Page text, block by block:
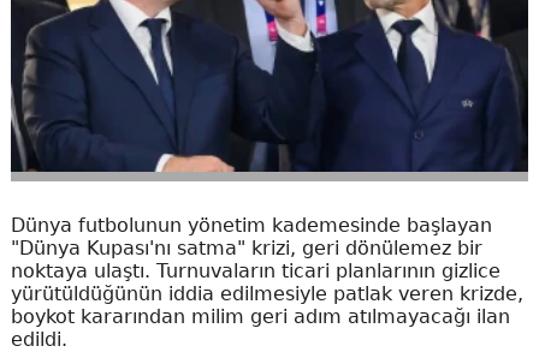
Dünya futbolunun yönetim kademesinde başlayan
"Dünya Kupası'nı satma" krizi, geri dönülemez bir
noktaya ulaştı. Turnuvaların ticari planlarının gizlice
yürütüldüğünün iddia edilmesiyle patlak veren krizde,
boykot kararından milim geri adım atılmayacağı ilan
edildi.